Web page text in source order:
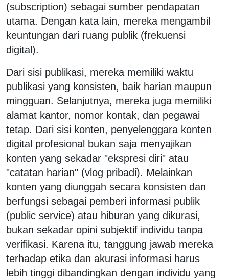
(subscription) sebagai sumber pendapatan
utama. Dengan kata lain, mereka mengambil
keuntungan dari ruang publik (frekuensi
digital).
Dari sisi publikasi, mereka memiliki waktu
publikasi yang konsisten, baik harian maupun
mingguan. Selanjutnya, mereka juga memiliki
alamat kantor, nomor kontak, dan pegawai
tetap. Dari sisi konten, penyelenggara konten
digital profesional bukan saja menyajikan
konten yang sekadar "ekspresi diri" atau
"catatan harian" (vlog pribadi). Melainkan
konten yang diunggah secara konsisten dan
berfungsi sebagai pemberi informasi publik
(public service) atau hiburan yang dikurasi,
bukan sekadar opini subjektif individu tanpa
verifikasi. Karena itu, tanggung jawab mereka
terhadap etika dan akurasi informasi harus
lebih tinggi dibandingkan dengan individu yang